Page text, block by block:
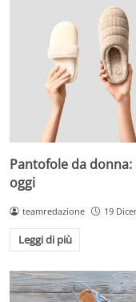
Pantofole da
oggi
teamredazione 19
Leggi di più